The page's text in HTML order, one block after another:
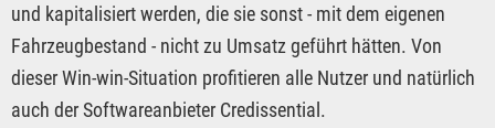
und kapitalisiert werden, die sie sonst - mit dem eigenen
Fahrzeugbestand - nicht zu Umsatz geführt hätten. Von
dieser Win-win-Situation profitieren alle Nutzer und natürlich
auch der Softwareanbieter Credissential.